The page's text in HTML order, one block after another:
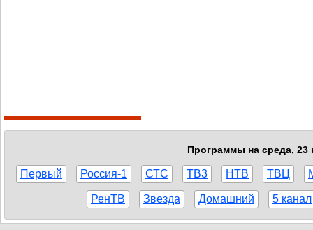
Программы на среда, 23
Первый Россия-1 СТС ТВ3 НТВ ТВЦ
РенТВ Звезда Домашний 5 канал